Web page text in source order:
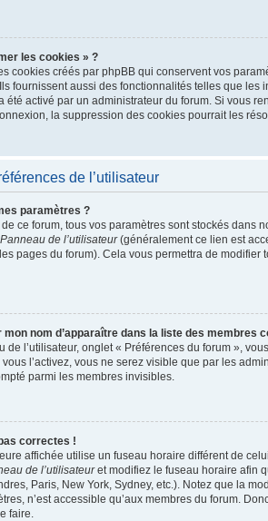
les cookies » ?
cookies créés par phpBB qui conservent vos
fournissent aussi des fonctionnalités telles que les
été activé par un administrateur du forum. Si vous
la suppression des cookies pourrait les
de l’utilisateur
paramètres ?
ce forum, tous vos paramètres sont stockés dans
Panneau de l’utilisateur(généralement ce lien est
pages du forum). Cela vous permettra de modifier
nom d’apparaître dans la liste des membres
de l’utilisateur, onglet « Préférences du forum »,
vous l’activez, vous ne serez visible que par les
parmi les membres invisibles.
correctes !
affichée utilise un fuseau horaire différent de
de l’utilisateuret modifiez le fuseau horaire afin
Paris, New York, Sydney, etc.). Notez que la
n’est accessible qu’aux membres du forum.
faire.